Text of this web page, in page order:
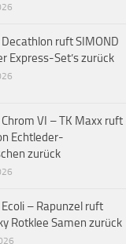
ruft SIMOND
Express-Set’s zurück
VI – TK Maxx ruft
Echtleder-
zurück
– Rapunzel ruft
Rotklee Samen zurück